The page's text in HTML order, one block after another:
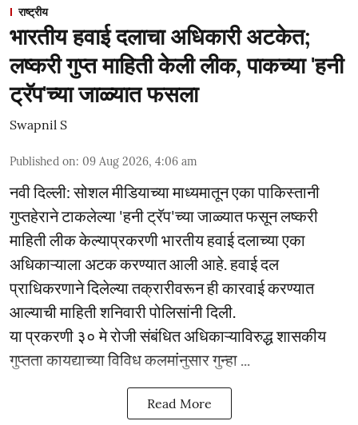
राष्ट्रीय
भारतीय हवाई दलाचा अधिकारी अटकेत;
लष्करी गुप्त माहिती केली लीक, पाकच्या 'हनी
ट्रॅप'च्या जाळ्यात फसला
Swapnil S
Published on: 09 Aug 2026, 4:06 am
नवी दिल्ली: सोशल मीडियाच्या माध्यमातून एका पाकिस्तानी
गुप्तहेराने टाकलेल्या 'हनी ट्रॅप'च्या जाळ्यात फसून लष्करी
माहिती लीक केल्याप्रकरणी भारतीय हवाई दलाच्या एका
अधिकाऱ्याला अटक करण्यात आली आहे. हवाई दल
प्राधिकरणाने दिलेल्या तक्रारीवरून ही कारवाई करण्यात
आल्याची माहिती शनिवारी पोलिसांनी दिली.
या प्रकरणी ३० मे रोजी संबंधित अधिकाऱ्याविरुद्ध शासकीय
गुप्तता कायद्याच्या विविध कलमांनुसार गुन्हा ...
Read More